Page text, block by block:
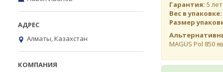
Гарантия: 5 лет
Вес в упаковке:
Размер
MAGUS Pol 850
Алматы, Казахстан